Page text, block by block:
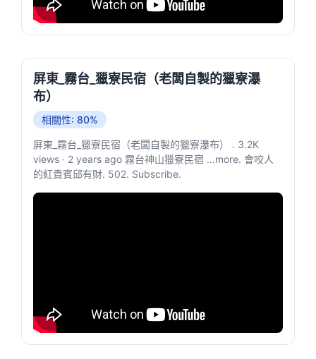
屏東_霧台_獵寮民宿（老闆自製的獵寮瀑
布）
相關性: 80%
屏東_霧台_獵寮民宿（老闆自製的獵寮瀑布） . 3.2K
views · 2 years ago 霧台神山獵寮民宿 ...more. 會咬人
的紅貴賓邱有財. 502. Subscribe.